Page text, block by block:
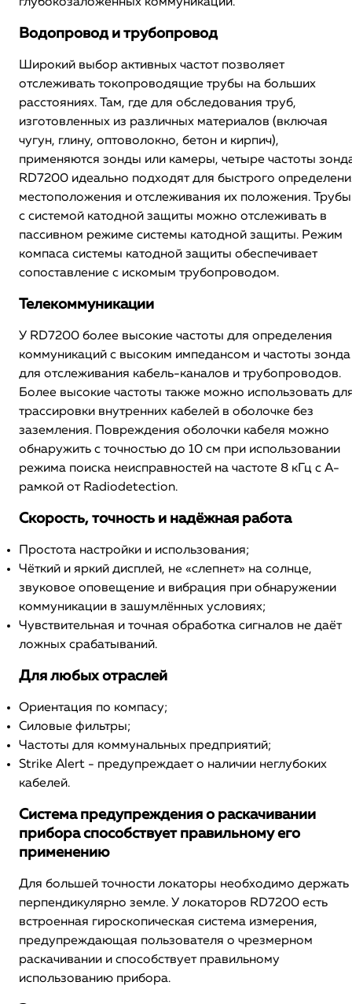
Водопровод и трубопровод
Широкий выбор активных частот позволяет
отслеживать токопроводящие трубы на больших
расстояниях. Там, где для обследования труб,
изготовленных из различных материалов (включая
чугун, глину, оптоволокно, бетон и кирпич),
применяются зонды или камеры, четыре частоты
RD7200 идеально подходят для быстрого
местоположения и отслеживания их положения. Трубы
с системой катодной защиты можно отслеживать в
пассивном режиме системы катодной защиты. Режим
компаса системы катодной защиты обеспечивает
сопоставление с искомым трубопроводом.
Телекоммуникации
У RD7200 более высокие частоты для определения
коммуникаций с высоким импедансом и частоты зонда
для отслеживания кабель-каналов и трубопроводов.
Более высокие частоты также можно использовать
трассировки внутренних кабелей в оболочке без
заземления. Повреждения оболочки кабеля можно
обнаружить с точностью до 10 см при использовании
режима поиска неисправностей на частоте 8 кГц с A-
рамкой от Radiodetection.
Скорость, точность и надёжная работа
Простота настройки и использования;
Чёткий и яркий дисплей, не «слепнет» на солнце,
звуковое оповещение и вибрация при обнаружении
коммуникации в зашумлённых условиях;
Чувствительная и точная обработка сигналов не даёт
ложных срабатываний.
Для любых отраслей
Ориентация по компасу;
Силовые фильтры;
Частоты для коммунальных предприятий;
Strike Alert - предупреждает о наличии неглубоких
кабелей.
Система предупреждения о раскачивании
прибора способствует правильному его
применению
Для большей точности локаторы необходимо держать
перпендикулярно земле. У локаторов RD7200 есть
встроенная гироскопическая система измерения,
предупреждающая пользователя о чрезмерном
раскачивании и способствует правильному
использованию прибора.